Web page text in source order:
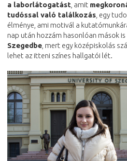
a laborlátogatást, amit
tudóssal való találkozás, egy
élménye, ami motivál a
nap után hozzám hasonlóan mások is
Szegedbe, mert egy középiskolás
lehet az itteni színes hallgatói lét.